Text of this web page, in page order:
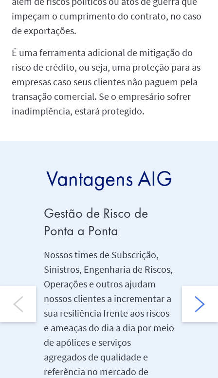
impeçam o cumprimento do contrato, no caso
de exportações.
É uma ferramenta adicional de mitigação do
risco de crédito, ou seja, uma proteção para as
empresas caso seus clientes não paguem pela
transação comercial. Se o empresário sofrer
inadimplência, estará protegido.
Vantagens AIG
Gestão de Risco de
Ponta a Ponta
Nossos times de Subscrição,
Sinistros, Engenharia de Riscos,
Operações e outros ajudam
nossos clientes a incrementar a
sua resiliência frente aos riscos
e ameaças do dia a dia por meio
de apólices e serviços
agregados de qualidade e
referência no mercado de
para